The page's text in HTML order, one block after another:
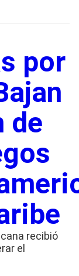
por
de
recibió
el